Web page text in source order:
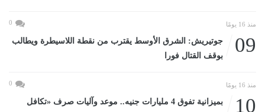
منذ 16 يومًا 0
09
جوتيريش: الشرق الأوسط يقترب من نقطة اللاسيطرة ويطالب
بوقف القتال فورا
منذ 16 يومًا 0
10
بميزانية تفوق 4 مليارات جنيه.. موعد وآليات صرف «تكافل